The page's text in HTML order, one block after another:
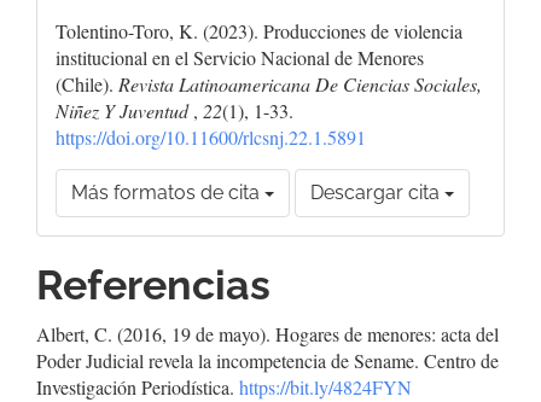
Tolentino-Toro, K. (2023). Producciones de violencia
institucional en el Servicio Nacional de Menores
(Chile). Revista Latinoamericana De Ciencias Sociales,
Niñez Y Juventud, 22(1), 1-33.
https://doi.org/10.11600/rlcsnj.22.1.5891
Más formatos de cita Descargar cita
Referencias
Albert, C. (2016, 19 de mayo). Hogares de menores: acta del
Poder Judicial revela la incompetencia de Sename. Centro de
Investigación Periodística. https://bit.ly/4824FYN